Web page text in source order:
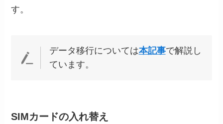
す。
データ移行については本記事で解説し
ています。
SIMカードの入れ替え